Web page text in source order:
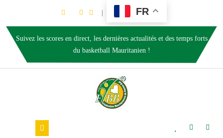
FR
Suivez les scores en direct, les dernières actualités et des temps forts
du basketball Mauritanien !